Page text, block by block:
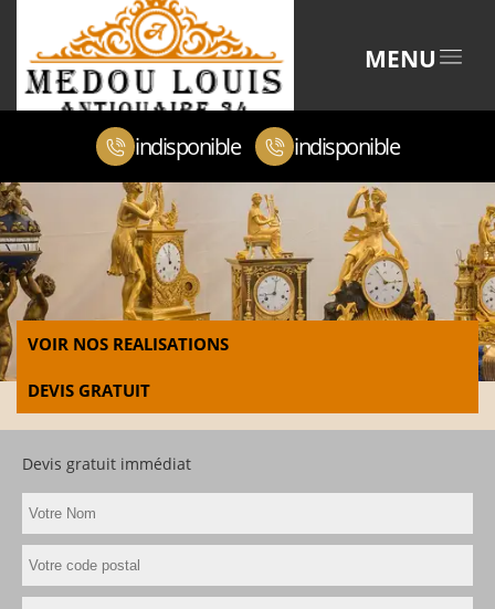
MENU
indisponible indisponible
VOIR NOS REALISATIONS
DEVIS GRATUIT
Devis gratuit immédiat